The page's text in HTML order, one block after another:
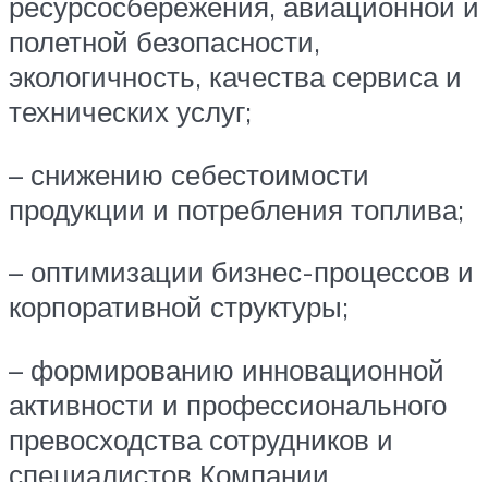
полетной безопасности,
экологичность, качества сервиса и
технических услуг;
– снижению себестоимости
продукции и потребления топлива;
– оптимизации бизнес-процессов и
корпоративной структуры;
– формированию инновационной
активности и профессионального
превосходства сотрудников и
специалистов Компании.